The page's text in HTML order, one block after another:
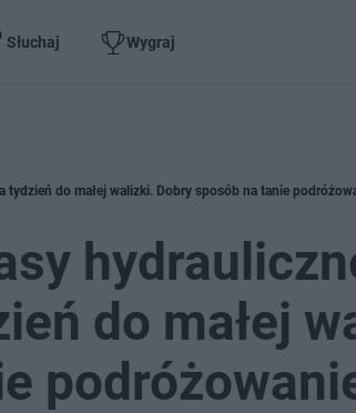
Słuchaj Wygraj
do małej walizki. Dobry sposób na tanie
do małej